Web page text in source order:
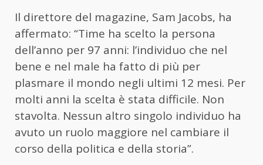
Il direttore del magazine, Sam Jacobs, ha
affermato: “Time ha scelto la persona
dell’anno per 97 anni: l’individuo che nel
bene e nel male ha fatto di più per
plasmare il mondo negli ultimi 12 mesi. Per
molti anni la scelta è stata difficile. Non
stavolta. Nessun altro singolo individuo ha
avuto un ruolo maggiore nel cambiare il
corso della politica e della storia”.